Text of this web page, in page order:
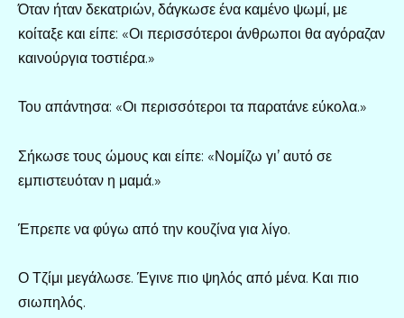
Όταν ήταν δεκατριών, δάγκωσε ένα καμένο ψωμί, με
κοίταξε και είπε: «Οι περισσότεροι άνθρωποι θα αγόραζαν
καινούργια τοστιέρα.»
Του απάντησα: «Οι περισσότεροι τα παρατάνε εύκολα.»
Σήκωσε τους ώμους και είπε: «Νομίζω γι’ αυτό σε
εμπιστευόταν η μαμά.»
Έπρεπε να φύγω από την κουζίνα για λίγο.
Ο Τζίμι μεγάλωσε. Έγινε πιο ψηλός από μένα. Και πιο
σιωπηλός.